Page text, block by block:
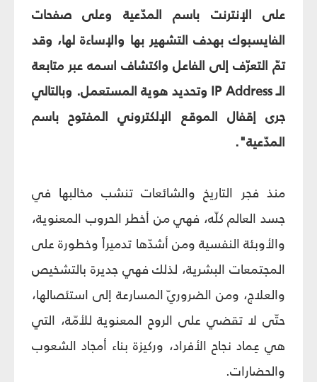
على الإنترنت باسم المدّعية وعلى صفحات
الفايسبوك بهدف التشهير بها والإساءة لها، وقد
تمّ التعرّف إلى الفاعل واكتشاف اسمه عبر متابعة
الـ IP Address وتحديد هوية المستعمل. وبالتالي
جرى إقفال الموقع الإلكتروني المفتوح باسم
المدّعية".
منذ فجر التاريخ والشائعات تنشب مخالبها في
جسد العالم كلّه، فهي من أخطر الحروب المعنوية،
والأوبئة النفسية ومن أشدّها تدميراً وخطورة على
المجتمعات البشرية، لذلك فهي جديرة بالتشخيص
والعلاج، ومن الضروريّ المسارعة إلى استئصالها،
حتّى لا تقضي على الروح المعنوية للأمّة، التي
هي عِماد نجاح الأفراد، وركيزة بناء أمجاد الشعوب
والحضارات.